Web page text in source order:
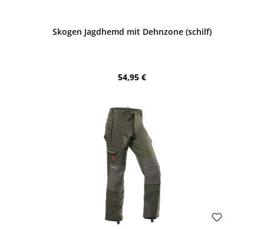
Skogen Jagdhemd mit Dehnzone (schilf)
Regulärer Preis:
54,95 €